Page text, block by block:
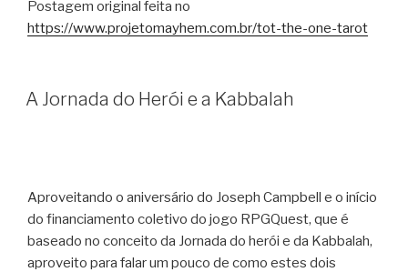
Postagem original feita no
https://www.projetomayhem.com.br/tot-the-one-tarot
A Jornada do Herói e a Kabbalah
Aproveitando o aniversário do Joseph Campbell e o início
do financiamento coletivo do jogo RPGQuest, que é
baseado no conceito da Jornada do herói e da Kabbalah,
aproveito para falar um pouco de como estes dois